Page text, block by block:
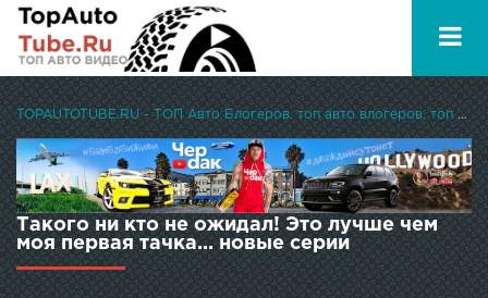
TOPAUTOTUBE.RU - ТОП Авто Блогеров, топ авто влогеров, топ авто ютуберов
Такого ни кто не ожидал! Это лучше чем
моя первая тачка... новые серии